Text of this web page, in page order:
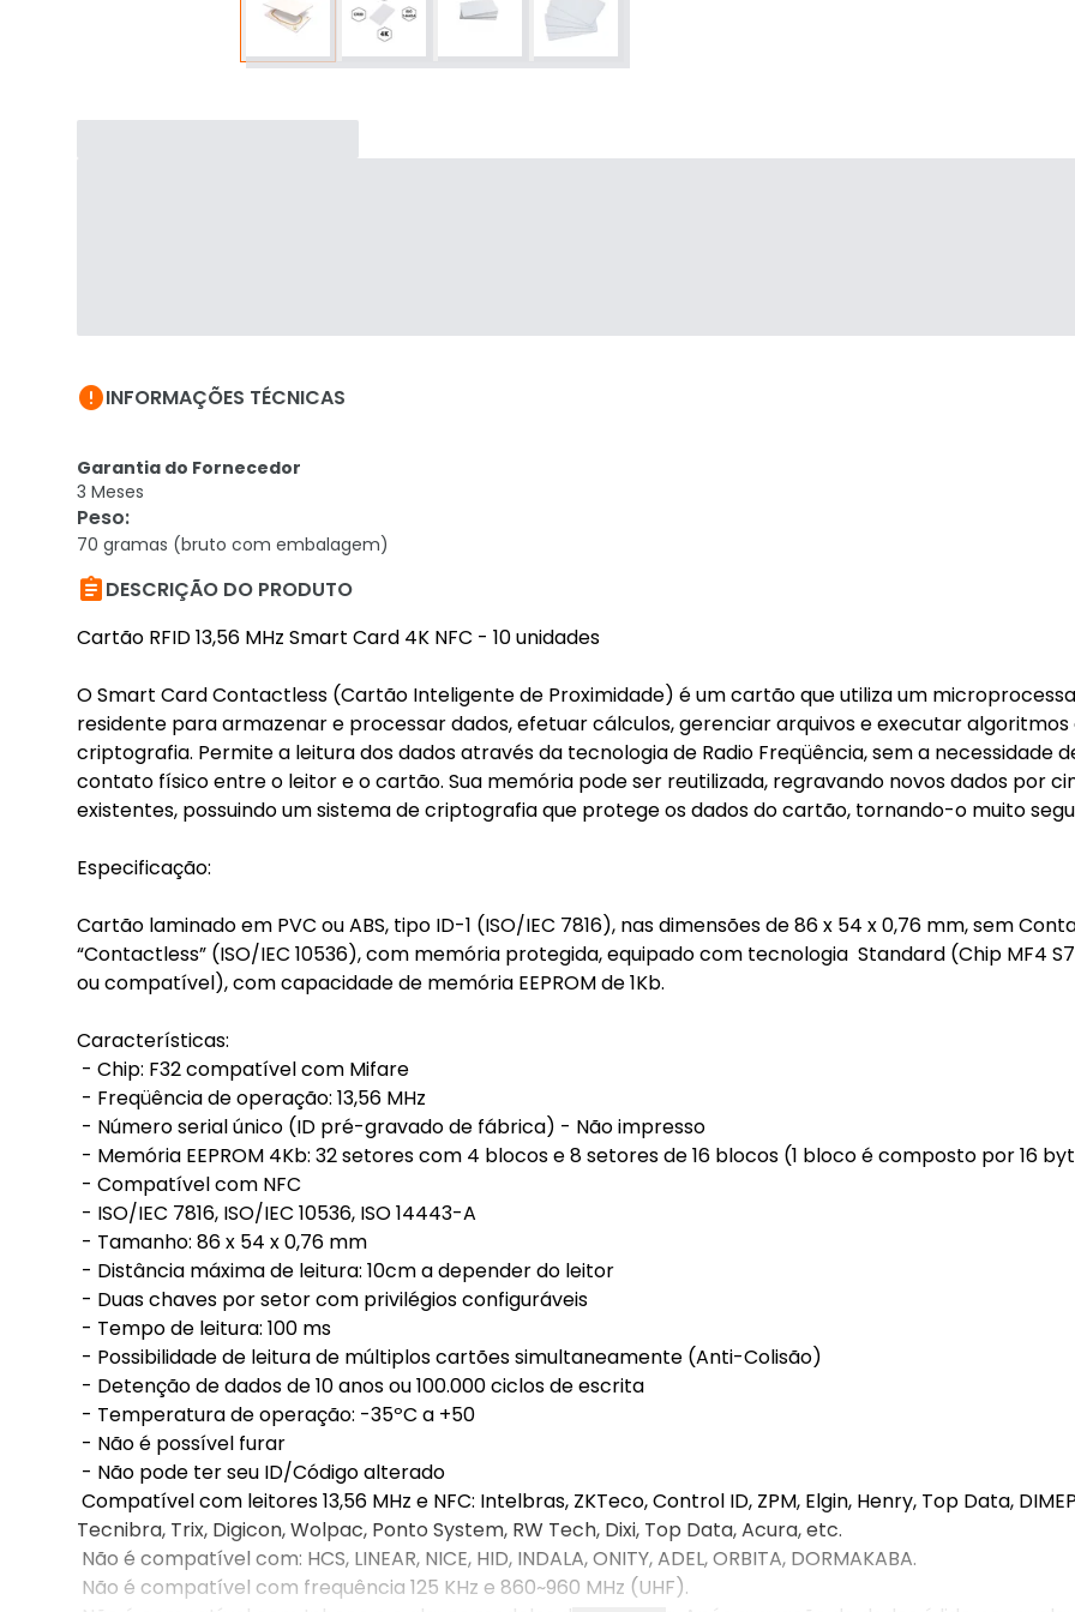
INFORMAÇÕES TÉCNICAS
Garantia do Fornecedor
3 Meses
Peso:
70 gramas (bruto com embalagem)
DESCRIÇÃO DO PRODUTO
Cartão RFID 13,56 MHz Smart Card 4K NFC - 10 unidades
O Smart Card Contactless (Cartão Inteligente de Proximidade) é um cartão que utiliza um
residente para armazenar e processar dados, efetuar cálculos, gerenciar arquivos e executar algoritmos
criptografia. Permite a leitura dos dados através da tecnologia de Radio Freqüência, sem a necessidade
contato físico entre o leitor e o cartão. Sua memória pode ser reutilizada, regravando novos dados por
existentes, possuindo um sistema de criptografia que protege os dados do cartão, tornando-o muito
Especificação:
Cartão laminado em PVC ou ABS, tipo ID-1 (ISO/IEC 7816), nas dimensões de 86 x 54 x 0,76 mm, sem
“Contactless” (ISO/IEC 10536), com memória protegida, equipado com tecnologia Standard (Chip MF4
ou compatível), com capacidade de memória EEPROM de 1Kb.
Características:
- Chip: F32 compatível com Mifare
- Freqüência de operação: 13,56 MHz
- Número serial único (ID pré-gravado de fábrica) - Não impresso
- Memória EEPROM 4Kb: 32 setores com 4 blocos e 8 setores de 16 blocos (1 bloco é composto por 16
- Compatível com NFC
- ISO/IEC 7816, ISO/IEC 10536, ISO 14443-A
- Tamanho: 86 x 54 x 0,76 mm
- Distância máxima de leitura: 10cm a depender do leitor
- Duas chaves por setor com privilégios configuráveis
- Tempo de leitura: 100 ms
- Possibilidade de leitura de múltiplos cartões simultaneamente (Anti-Colisão)
- Detenção de dados de 10 anos ou 100.000 ciclos de escrita
- Temperatura de operação: -35ºC a +50
- Não é possível furar
- Não pode ter seu ID/Código alterado
Compatível com leitores 13,56 MHz e NFC: Intelbras, ZKTeco, Control ID, ZPM, Elgin, Henry, Top Data,
Tecnibra, Trix, Digicon, Wolpac, Ponto System, RW Tech, Dixi, Top Data, Acura, etc.
Não é compatível com: HCS, LINEAR, NICE, HID, INDALA, ONITY, ADEL, ORBITA, DORMAKABA.
Não é compatível com frequência 125 KHz e 860~960 MHz (UHF).